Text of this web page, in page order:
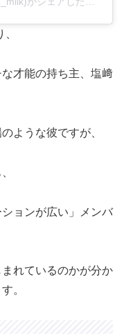
才能の持ち主、塩﨑
ような彼ですが、
ョンが広い」メンバ
れているのかが分か
。